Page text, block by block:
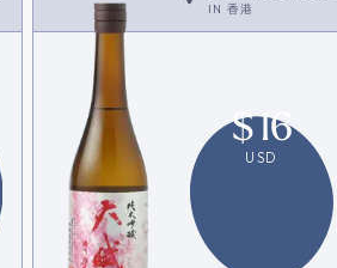
<SAKE>
IN 香港
$16
USD